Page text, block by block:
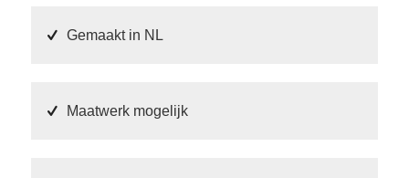
Gemaakt in NL
Maatwerk mogelijk